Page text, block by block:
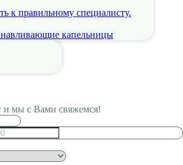
к правильному специалисту.
капельницы
и мы с Вами свяжемся!